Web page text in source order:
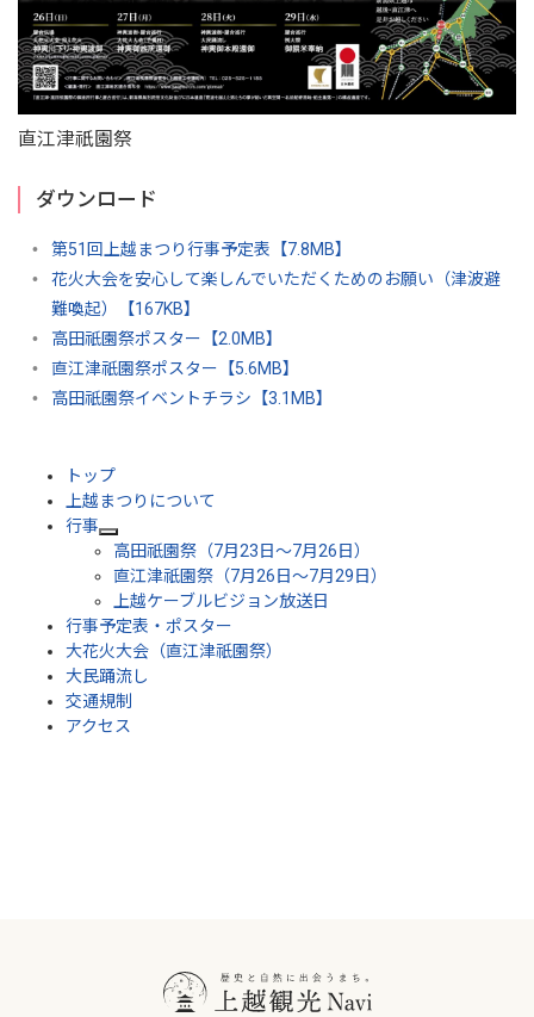
直江津祇園祭
ダウンロード
第51回上越まつり行事予定表【7.8MB】
花火大会を安心して楽しんでいただくためのお願い（津波避
難喚起）【167KB】
高田祇園祭ポスター【2.0MB】
直江津祇園祭ポスター【5.6MB】
高田祇園祭イベントチラシ【3.1MB】
トップ
上越まつりについて
行事
高田祇園祭（7月23日～7月26日）
直江津祇園祭（7月26日～7月29日）
上越ケーブルビジョン放送日
行事予定表・ポスター
大花火大会（直江津祇園祭）
大民踊流し
交通規制
アクセス